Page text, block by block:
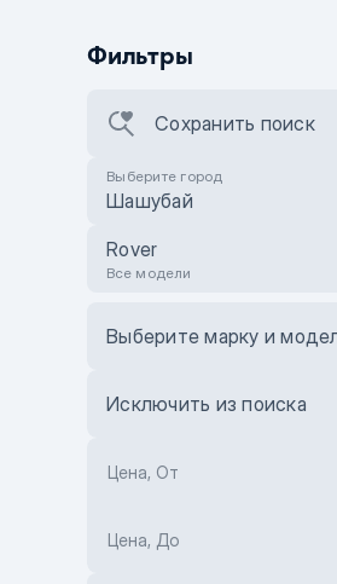
Фильтры
Сохранить поиск
Выберите город
Шашубай
Rover
Все модели
Выберите марку и
Исключить из поиска
Цена, От
Цена, До